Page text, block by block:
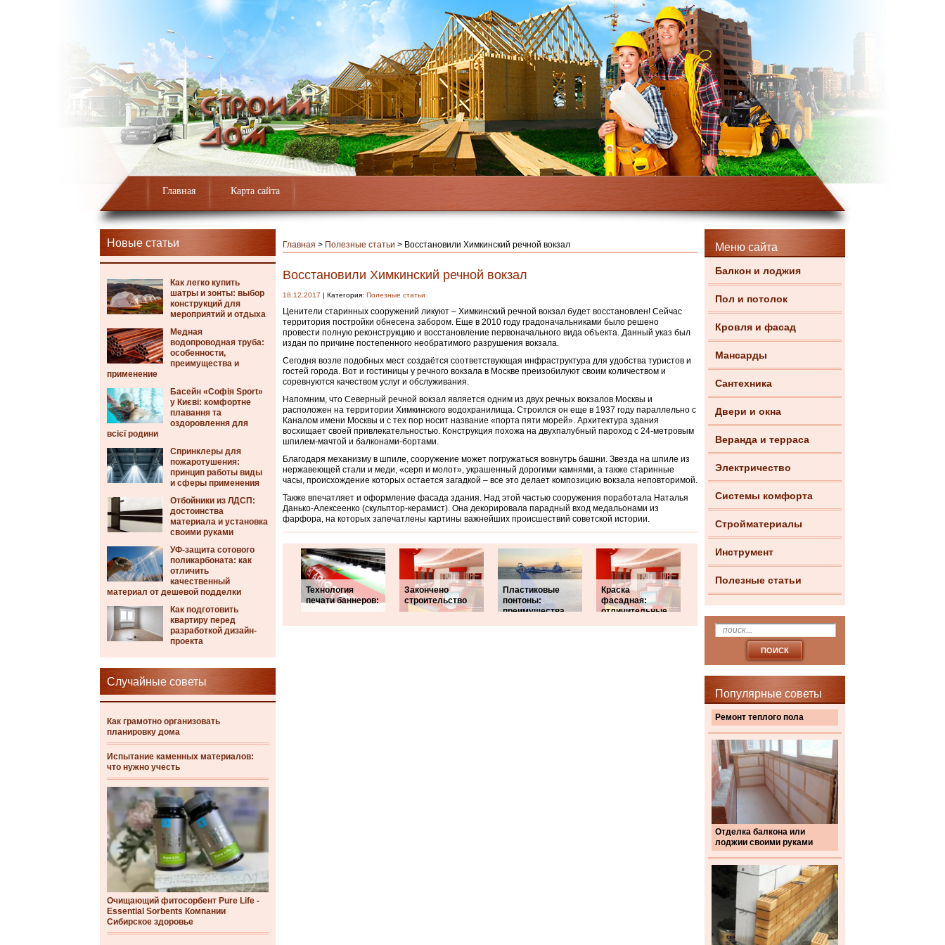
Главная Карта сайта
Новые статьи
Как легко купить
шатры и зонты: выбор
конструкций для
мероприятий и отдыха
Медная
водопроводная труба:
особенности,
преимущества и
применение
Басейн «Софія Sport»
у Києві: комфортне
плавання та
оздоровлення для
всієї родини
Спринклеры для
пожаротушения:
принцип работы виды
и сферы применения
Отбойники из ЛДСП:
достоинства
материала и установка
своими руками
УФ-защита сотового
поликарбоната: как
отличить
качественный
материал от дешевой подделки
Как подготовить
квартиру перед
разработкой дизайн-
проекта
Случайные советы
Как грамотно организовать
планировку дома
Испытание каменных материалов:
что нужно учесть
Очищающий фитосорбент Pure Life -
Essential Sorbents Компании
Сибирское здоровье
Меню сайта
Балкон и лоджия
Пол и потолок
Кровля и фасад
Мансарды
Сантехника
Двери и окна
Веранда и терраса
Электричество
Системы комфорта
Стройматериалы
Инструмент
Полезные статьи
Популярные советы
Ремонт теплого пола
Отделка балкона или
лоджии своими руками
Главная > Полезные статьи > Восстановили Химкинский речной вокзал
Восстановили Химкинский речной вокзал
18.12.2017 | Категория: Полезные статьи
Ценители старинных сооружений ликуют – Химкинский речной вокзал будет восстановлен! Сейчас
территория постройки обнесена забором. Еще в 2010 году градоначальниками было решено
провести полную реконструкцию и восстановление первоначального вида объекта. Данный указ был
издан по причине постепенного необратимого разрушения вокзала.
Сегодня возле подобных мест создаётся соответствующая инфраструктура для удобства туристов и
гостей города. Вот и гостиницы у речного вокзала в Москве преизобилуют своим количеством и
соревнуются качеством услуг и обслуживания.
Напомним, что Северный речной вокзал является одним из двух речных вокзалов Москвы и
расположен на территории Химкинского водохранилища. Строился он еще в 1937 году параллельно с
Каналом имени Москвы и с тех пор носит название «порта пяти морей». Архитектура здания
восхищает своей привлекательностью. Конструкция похожа на двухпалубный пароход с 24-метровым
шпилем-мачтой и балконами-бортами.
Благодаря механизму в шпиле, сооружение может погружаться вовнутрь башни. Звезда на шпиле из
нержавеющей стали и меди, «серп и молот», украшенный дорогими камнями, а также старинные
часы, происхождение которых остается загадкой – все это делает композицию вокзала неповторимой.
Также впечатляет и оформление фасада здания. Над этой частью сооружения поработала Наталья
Данько-Алексеенко (скульптор-керамист). Она декорировала парадный вход медальонами из
фарфора, на которых запечатлены картины важнейших происшествий советской истории.
Технология
печати баннеров:
Закончено
строительство
Пластиковые
понтоны:
преимущества,
Краска
фасадная:
отличительные